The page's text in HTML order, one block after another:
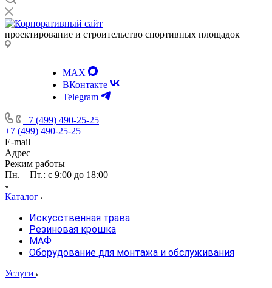
проектирование и строительство спортивных площадок
MAX
ВКонтакте
Telegram
+7 (499) 490-25-25
+7 (499) 490-25-25
E-mail
Адрес
Режим работы
Пн. – Пт.: с 9:00 до 18:00
Каталог
Искусственная трава
Резиновая крошка
МАФ
Оборудование для монтажа и обслуживания
Услуги